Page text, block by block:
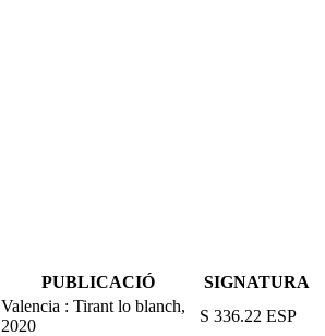
PUBLICACIÓ
SIGNATURA
Valencia : Tirant lo blanch,
2020
S 336.22 ESP